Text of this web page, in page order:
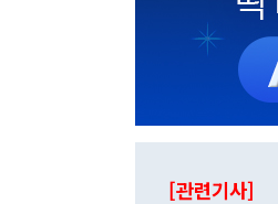
[관련기사]